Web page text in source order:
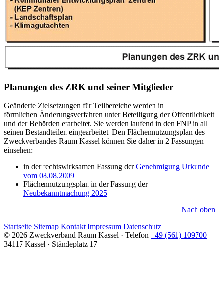
Planungen des ZRK und seiner Mitglieder
Geänderte Zielsetzungen für Teilbereiche werden in
förmlichen Änderungsverfahren unter Beteiligung der Öffentlichkeit
und der Behörden erarbeitet. Sie werden laufend in den FNP in all
seinen Bestandteilen eingearbeitet. Den Flächennutzungsplan des
Zweckverbandes Raum Kassel können Sie daher in 2 Fassungen
einsehen:
in der rechtswirksamen Fassung derGenehmigung Urkunde
vom 08.08.2009
Flächennutzungsplan in der Fassung der
Neubekanntmachung 2025
Nach oben
Startseite Sitemap Kontakt Impressum Datenschutz
© 2026 Zweckverband Raum Kassel · Telefon +49 (561) 109700
34117 Kassel · Ständeplatz 17